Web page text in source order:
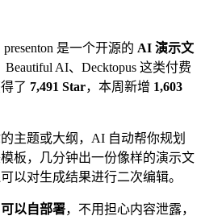
是一个开源的 AI 演示文
Beautiful AI、Decktopus 这类付费
了 7,491 Star，本周新增 1,603
主题或大纲，AI 自动帮你规划
板，几分钟出一份像样的演示文
以对生成结果进行二次编辑。
以自部署，不用担心内容泄露，